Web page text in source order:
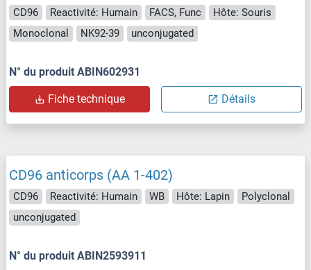
CD96 Reactivité: Humain FACS, Func
Hôte: Souris
Monoclonal
NK92-39 unconjugated
N° du produit ABIN602931
Fiche technique Détails
CD96 anticorps (AA 1-402)
CD96 Reactivité: Humain WB Hôte: Lapin
Polyclonal
unconjugated
N° du produit ABIN2593911